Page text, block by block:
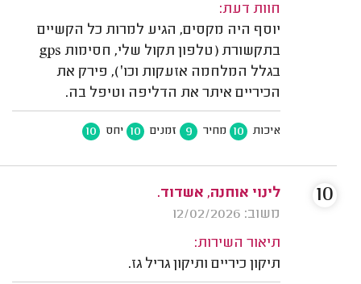
חוות דעת:
יוסף היה מקסים, הגיע למרות כל הקשיים
בתקשורת (טלפון תקול שלי, חסימות gps
בגלל המלחמה אזעקות וכו׳), פירק את
הכיריים איתר את הדליפה וטיפל בה.
איכות 10 מחיר 9 זמנים 10 יחס 10
לינוי אוחנה, אשדוד.
משוב: 12/02/2026
תיאור השירות:
תיקון כיריים ותיקון גריל גז.
10